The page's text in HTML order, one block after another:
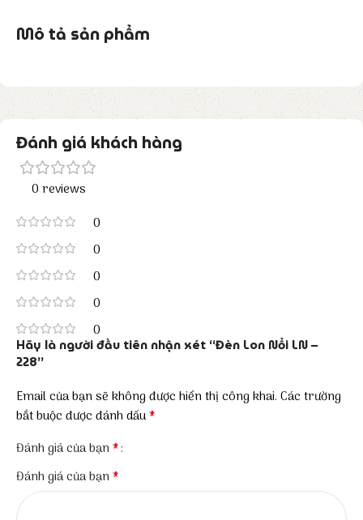
Mô tả sản phẩm
Đánh giá khách hàng
0 reviews
0
0
0
0
0
Hãy là người đầu tiên nhận xét “Đèn Lon Nổi LN –
228”
Email của bạn sẽ không được hiển thị công khai. Các trường
bắt buộc được đánh dấu*
Đánh giá của bạn*
Đánh giá của bạn*